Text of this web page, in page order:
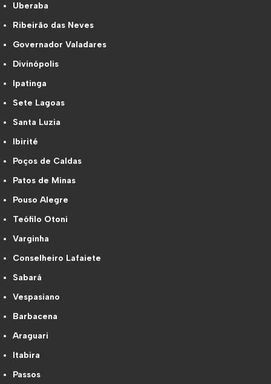
Uberaba
Ribeirão das Neves
Governador Valadares
Divinópolis
Ipatinga
Sete Lagoas
Santa Luzia
Ibirité
Poços de Caldas
Patos de Minas
Pouso Alegre
Teófilo Otoni
Varginha
Conselheiro Lafaiete
Sabará
Vespasiano
Barbacena
Araguari
Itabira
Passos